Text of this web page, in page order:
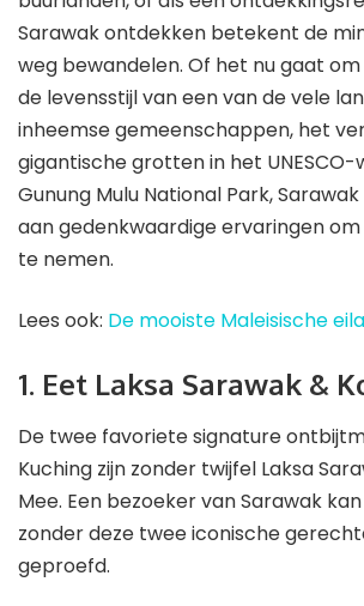
Sarawak ontdekken betekent de
weg bewandelen. Of het nu gaat
de levensstijl van een van de vele
inheemse gemeenschappen, het
gigantische grotten in het
Gunung Mulu National Park,
aan gedenkwaardige ervaringen
te nemen.
Lees ook: De mooiste Maleisische
1. Eet Laksa Sarawak &
De twee favoriete signature
Kuching zijn zonder twijfel Laksa
Mee. Een bezoeker van Sarawak
zonder deze twee iconische
geproefd.